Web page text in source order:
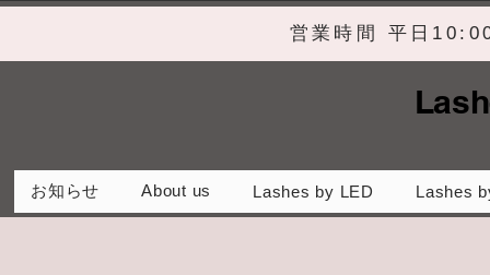
営業時間 平日
お知らせ About us Lashes by LED Lashes